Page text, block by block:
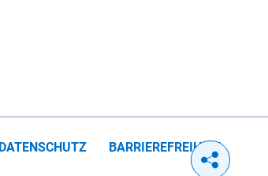
DATENSCHUTZ BARRIEREFREIHEIT